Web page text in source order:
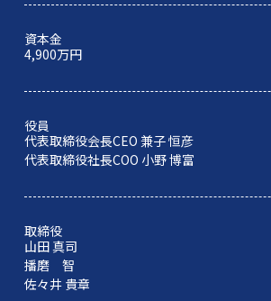
資本金
4,900万円
役員
代表取締役会長CEO 兼子 恒彦
代表取締役社長COO 小野 博富
取締役
山田 真司
播磨 智
佐々井 貴章